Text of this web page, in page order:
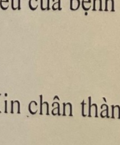
THÔNG BÁO T...
2026
QUAN VỀ BỆNH LÝ THOÁI